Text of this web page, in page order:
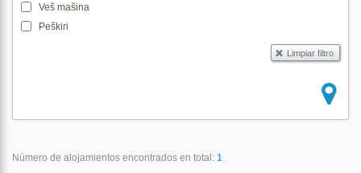
Veš mašina
Peškiri
Número de alojamientos encontrados en total: 1